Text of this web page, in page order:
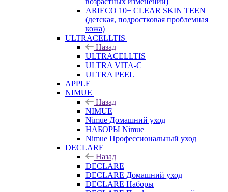
ARIECO 10+ CLEAR SKIN TEEN
(детская, подростковая проблемная
кожа)
ULTRACELLTIS
Назад
ULTRACELLTIS
ULTRA VITA-C
ULTRA PEEL
APPLE
NIMUE
Назад
NIMUE
Nimue Домашний уход
НАБОРЫ Nimue
Nimue Профессиональный уход
DECLARE
Назад
DECLARE
DECLARE Домашний уход
DECLARE Наборы